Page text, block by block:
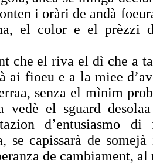
i oràri de andà
el color e el prèzzi
che el riva el dì che a
ai fioeu ea la miee
senza el mìnim
vedè el sguard
d’entusiasmo
se capissarà de
de cambiament, al